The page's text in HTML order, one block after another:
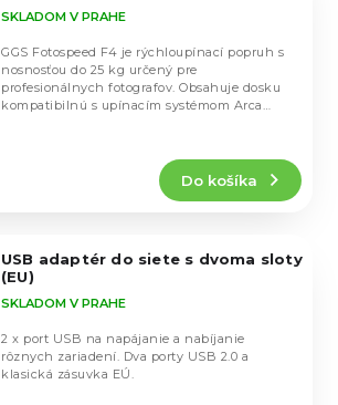
SKLADOM V PRAHE
Do košíka
GGS Fotospeed F4 je rýchloupínací popruh s
nosnosťou do 25 kg určený pre
profesionálnych fotografov. Obsahuje dosku
kompatibilnú s upínacím systémom Arca
USB adaptér do siete s dvoma sloty
(EU)
SKLADOM V PRAHE
2 x port USB na napájanie a nabíjanie
rôznych zariadení. Dva porty USB 2.0 a
klasická zásuvka EÚ.